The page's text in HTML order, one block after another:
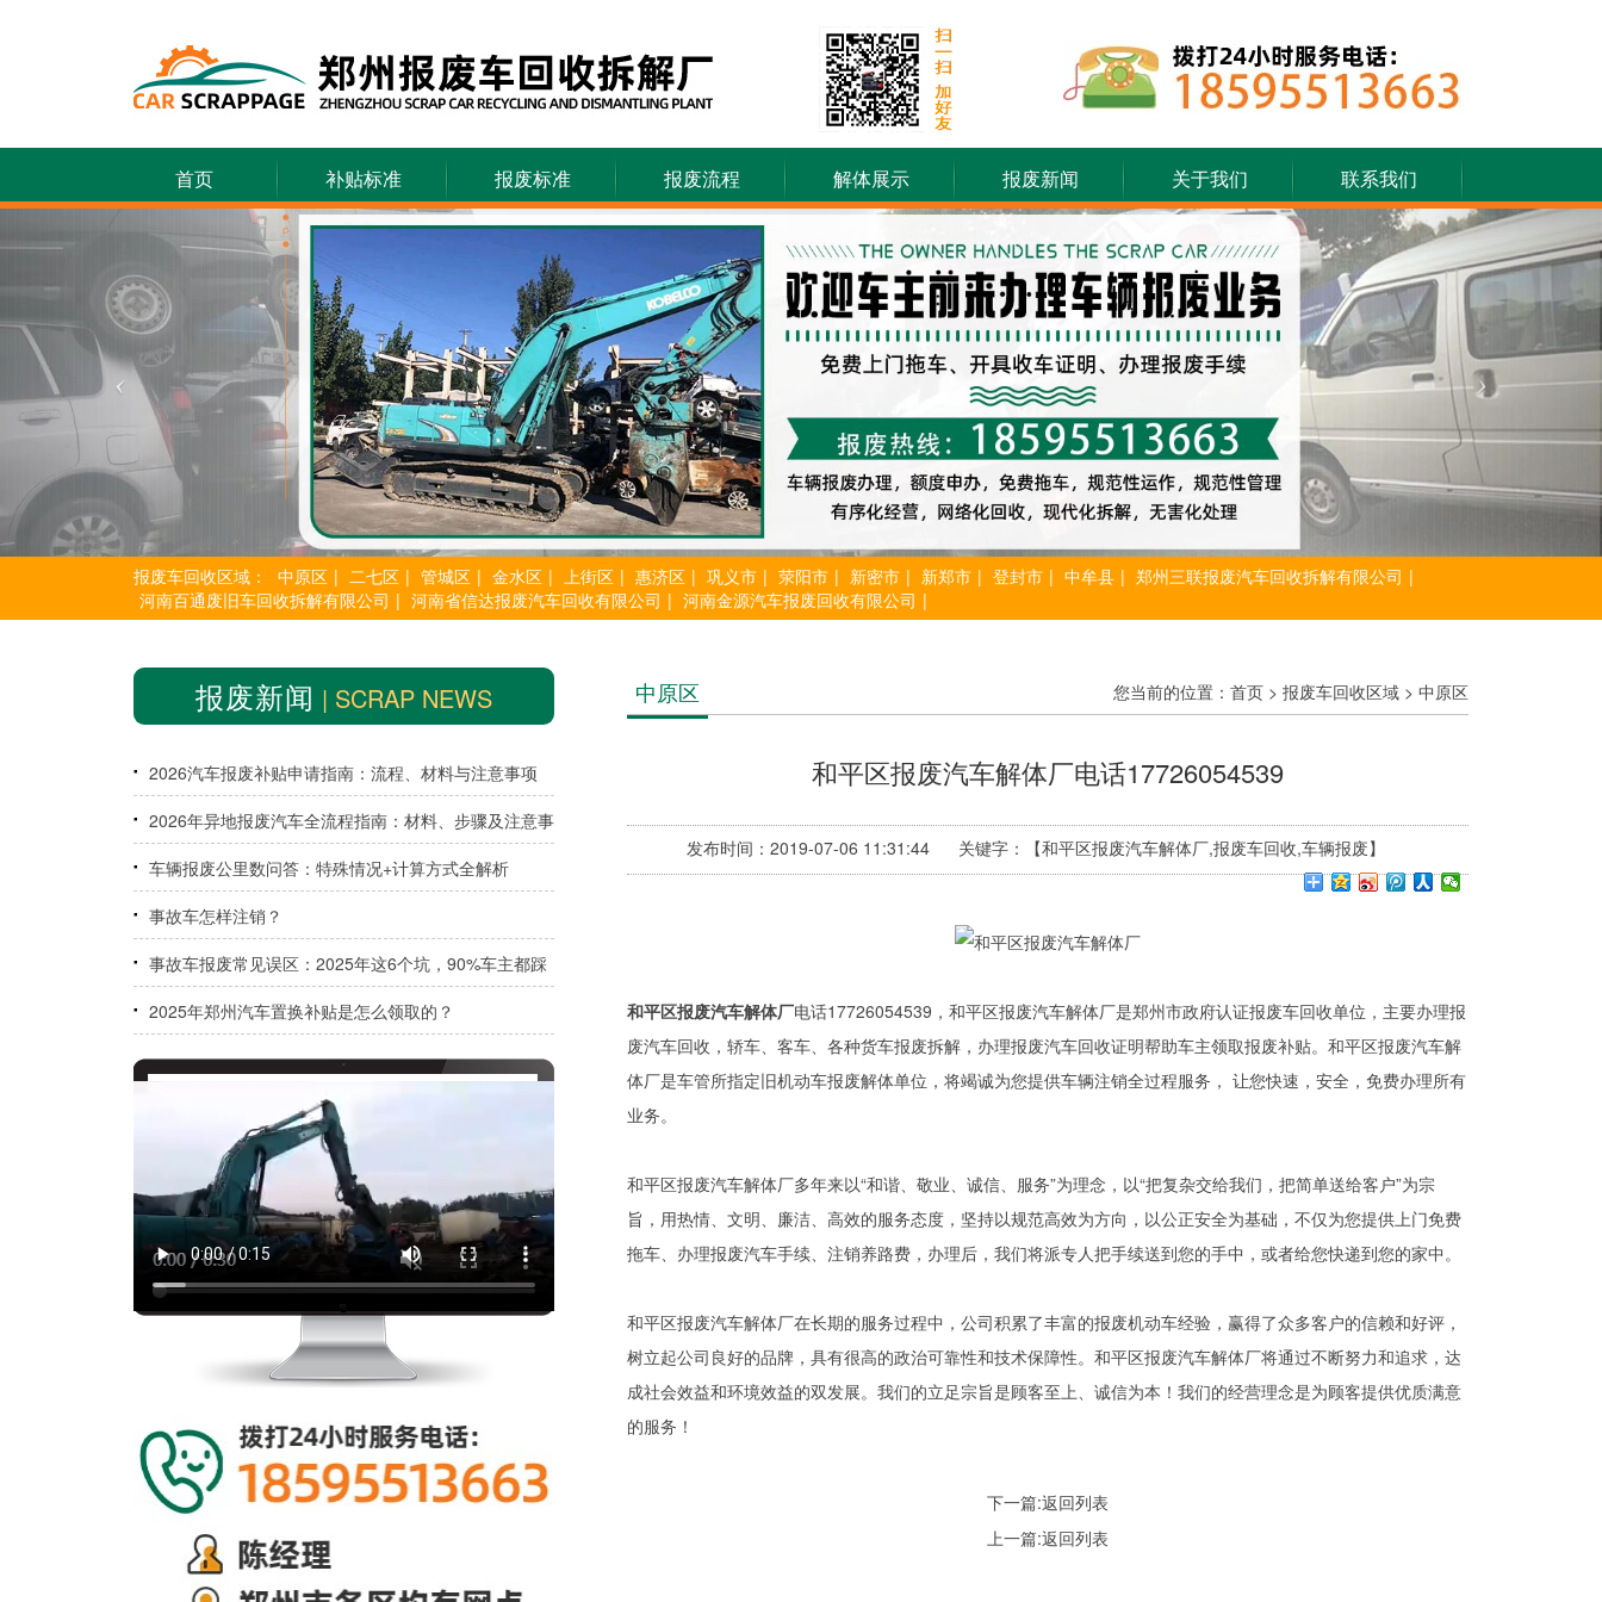
首页 补贴标准 报废标准 报废流程 解体展示 报废新闻 关于我们 联系我们
报废车回收区域： 中原区 | 二七区 | 管城区 | 金水区 | 上街区 | 惠济区 | 巩义市 | 荥阳市 | 新密市 | 新郑市 | 登封市 | 中牟县 | 郑州三联报废汽车回收拆解有限公司 |
河南百通废旧车回收拆解有限公司 | 河南省信达报废汽车回收有限公司 | 河南金源汽车报废回收有限公司 |
报废新闻 | SCRAP NEWS
2026汽车报废补贴申请指南：流程、材料与注意事项
2026年异地报废汽车全流程指南：材料、步骤及注意事
项一网打尽
车辆报废公里数问答：特殊情况+计算方式全解析
事故车怎样注销？
事故车报废常见误区：2025年这6个坑，90%车主都踩
过
2025年郑州汽车置换补贴是怎么领取的？
中原区 您当前的位置： 首页> 报废车回收区域> 中原区
和平区报废汽车解体厂电话17726054539
发布时间：2019-07-06 11:31:44 关键字：【和平区报废汽车解体厂,报废车回收,车辆报废】
和平区报废汽车解体厂电话17726054539，和平区报废汽车解体厂是郑州市政府认证报废车回收单位，主要办理报
废汽车回收，轿车、客车、各种货车报废拆解，办理报废汽车回收证明帮助车主领取报废补贴。和平区报废汽车解
体厂是车管所指定旧机动车报废解体单位，将竭诚为您提供车辆注销全过程服务， 让您快速，安全，免费办理所有
业务。
和平区报废汽车解体厂多年来以“和谐、敬业、诚信、服务”为理念，以“把复杂交给我们，把简单送给客户”为宗
旨，用热情、文明、廉洁、高效的服务态度，坚持以规范高效为方向，以公正安全为基础，不仅为您提供上门免费
拖车、办理报废汽车手续、注销养路费，办理后，我们将派专人把手续送到您的手中，或者给您快递到您的家中。
和平区报废汽车解体厂在长期的服务过程中，公司积累了丰富的报废机动车经验，赢得了众多客户的信赖和好评，
树立起公司良好的品牌，具有很高的政治可靠性和技术保障性。和平区报废汽车解体厂将通过不断努力和追求，达
成社会效益和环境效益的双发展。我们的立足宗旨是顾客至上、诚信为本！我们的经营理念是为顾客提供优质满意
的服务！
下一篇:返回列表
上一篇:返回列表